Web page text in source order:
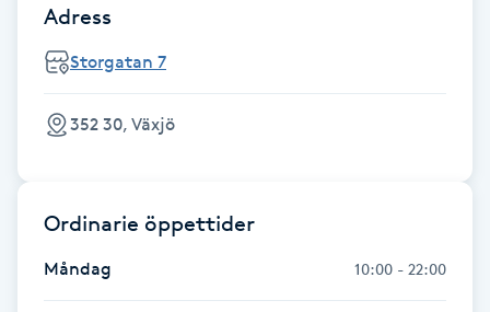
Friskvårdsmassage
Frisör
Funktionsanalys
Föning
Adress
Storgatan 7
352 30, Växjö
Ordinarie öppettider
Måndag 10:00 - 22:00